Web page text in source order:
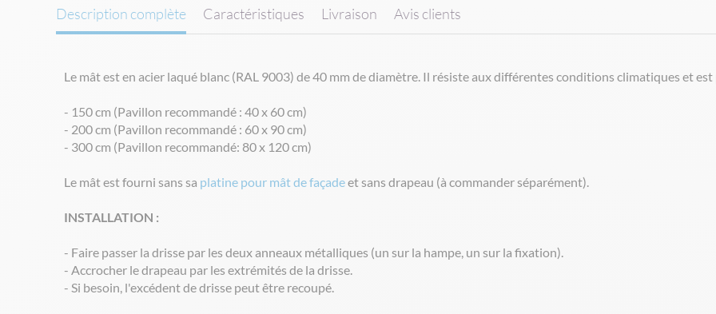
Description complète
Le mât est en acier laqué blanc (RAL 9003) de 40 mm de diamètre. Il résiste aux différentes conditions climatiques et
- 150 cm (Pavillon recommandé : 40 x 60 cm)
- 200 cm (Pavillon recommandé : 60 x 90 cm)
- 300 cm (Pavillon recommandé: 80 x 120 cm)
Le mât est fourni sans sa platine pour mât de façadeet sans drapeau (à commander séparément).
INSTALLATION :
- Faire passer la drisse par les deux anneaux métalliques (un sur la hampe, un sur la fixation).
- Accrocher le drapeau par les extrémités de la drisse.
- Si besoin, l'excédent de drisse peut être recoupé.
Caractéristiques Livraison Avis clients